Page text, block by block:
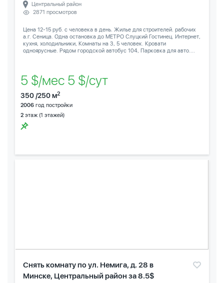
Центральный район
2871 просмотров
Цена 12-15 руб. с человека в день. Жилье для строителей. рабочих
а.г. Сеница. Одна остановка до МЕТРО Слуцкий Гостинец. Интернет,
кухня, холодильники, Комнаты на 3, 5 человек. Кровати
одноярусные. Рядом городской автобус 104, Парковка для авто....
5 $/мес 5 $/сут
350 /250 м2
2006 год постройки
2 этаж (1 этажей)
Снять комнату по ул. Немига, д. 28 в
Минске, Центральный район за 8.5$